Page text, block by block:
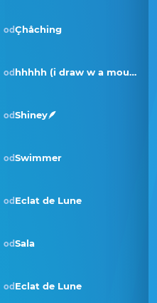
odÇhåching
od hhhhh (i draw w a mouse)
odShiney🪶
odSwimmer
od Eclat de Lune
odSala
od Eclat de Lune